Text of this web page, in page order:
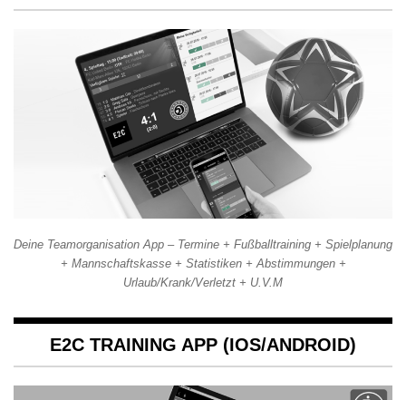
Deine Teamorganisation App – Termine + Fußballtraining + Spielplanung
+ Mannschaftskasse + Statistiken + Abstimmungen +
Urlaub/Krank/Verletzt + U.V.M
E2C TRAINING APP (IOS/ANDROID)